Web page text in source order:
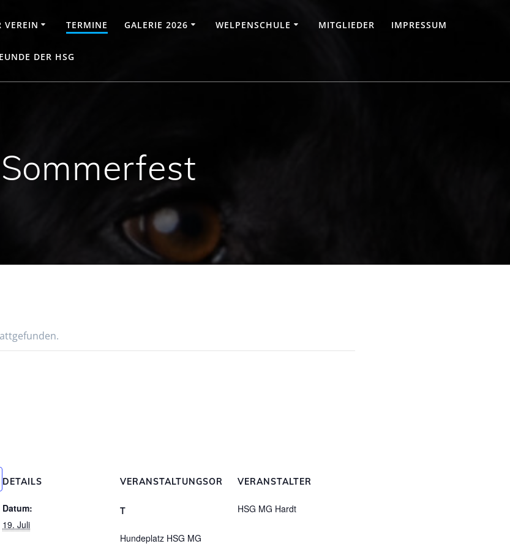
VEREIN TERMINE GALERIE 2026 WELPENSCHULE MITGLIEDER IMPRESSUM
DER HSG
Sommerfest
DETAILS
Datum:
19. Juli
VERANSTALTUNGSOR
T
Hundeplatz HSG MG
VERANSTALTER
HSG MG Hardt